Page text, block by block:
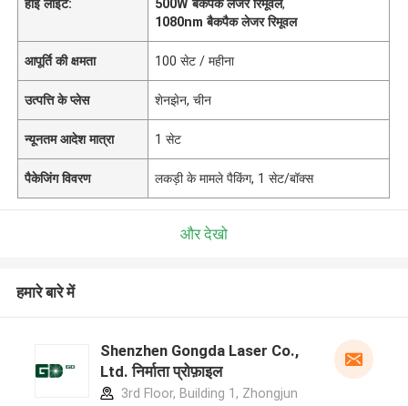
हाई लाइट:
500W बैकपैक लेजर रिमूवल,
1080nm बैकपैक लेजर रिमूवल
आपूर्ति की क्षमता 100 सेट / महीना
उत्पत्ति के प्लेस शेनझेन, चीन
न्यूनतम आदेश मात्रा 1 सेट
पैकेजिंग विवरण लकड़ी के मामले पैकिंग, 1 सेट/बॉक्स
और देखो
हमारे बारे में
Shenzhen Gongda Laser Co.,
Ltd. निर्माता प्रोफ़ाइल
3rd Floor, Building 1, Zhongjun